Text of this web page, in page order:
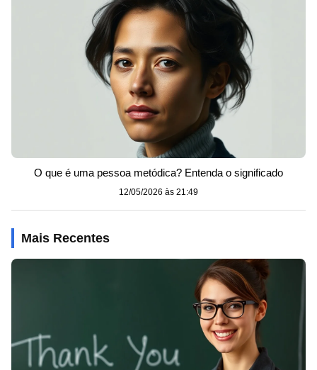
O que é uma pessoa metódica? Entenda o significado
12/05/2026 às 21:49
Mais Recentes